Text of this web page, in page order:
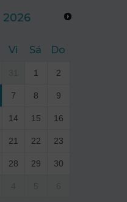
2026
Vi Sá Do
1 2
7 8 9
14 15 16
21 22 23
28 29 30